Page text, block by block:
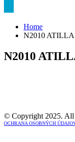
Home
N2010 ATILLA
N2010
© Copyright 2025. All
OCHRANA OSOBNÝCH